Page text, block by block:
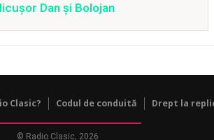
Dan și Bolojan
Clasic? Codul de conduită Drept la
© Radio Clasic, 2026